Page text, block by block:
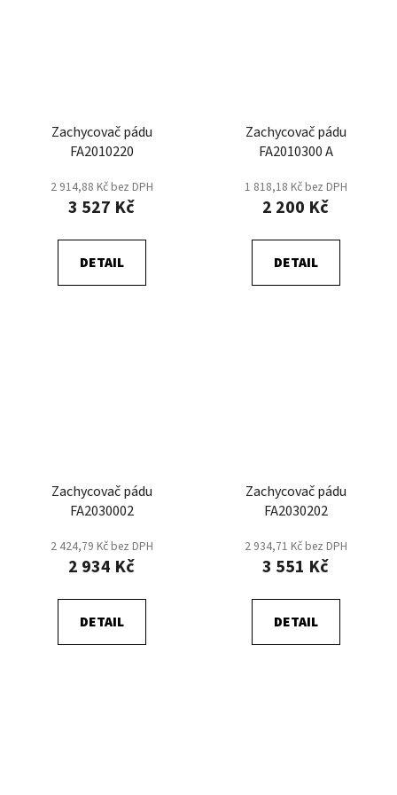
Zachycovač pádu
FA2010220
2 914,88 Kč bez DPH
3 527 Kč
DETAIL
Zachycovač pádu
FA2010300 A
1 818,18 Kč bez DPH
2 200 Kč
DETAIL
Zachycovač pádu
FA2030002
2 424,79 Kč bez DPH
2 934 Kč
DETAIL
Zachycovač pádu
FA2030202
2 934,71 Kč bez DPH
3 551 Kč
DETAIL